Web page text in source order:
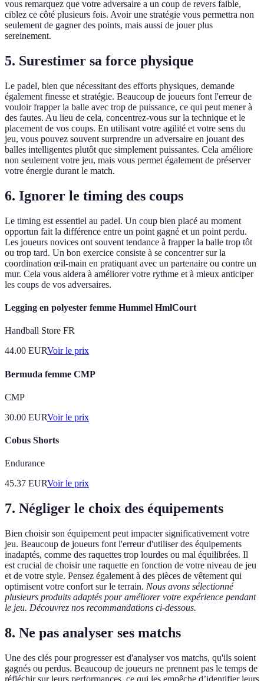
vous remarquez que votre adversaire a un coup de revers faible,
ciblez ce côté plusieurs fois. Avoir une stratégie vous permettra non
seulement de gagner des points, mais aussi de jouer plus
sereinement.
5. Surestimer sa force physique
Le padel, bien que nécessitant des efforts physiques, demande
également finesse et stratégie. Beaucoup de joueurs font l'erreur de
vouloir frapper la balle avec trop de puissance, ce qui peut mener à
des fautes. Au lieu de cela, concentrez-vous sur la technique et le
placement de vos coups. En utilisant votre agilité et votre sens du
jeu, vous pouvez souvent surprendre un adversaire en jouant des
balles intelligentes plutôt que simplement puissantes. Cela améliore
non seulement votre jeu, mais vous permet également de préserver
votre énergie durant le match.
6. Ignorer le timing des coups
Le timing est essentiel au padel. Un coup bien placé au moment
opportun fait la différence entre un point gagné et un point perdu.
Les joueurs novices ont souvent tendance à frapper la balle trop tôt
ou trop tard. Un bon exercice consiste à se concentrer sur la
coordination œil-main en pratiquant avec un partenaire ou contre un
mur. Cela vous aidera à améliorer votre rythme et à mieux anticiper
les coups de vos adversaires.
Legging en polyester femme Hummel HmlCourt
Handball Store FR
44.00 EURVoir le prix
Bermuda femme CMP
CMP
30.00 EURVoir le prix
Cobus Shorts
Endurance
45.37 EURVoir le prix
7. Négliger le choix des équipements
Bien choisir son équipement peut impacter significativement votre
jeu. Beaucoup de joueurs font l'erreur d'utiliser des équipements
inadaptés, comme des raquettes trop lourdes ou mal équilibrées. Il
est crucial de choisir une raquette en fonction de votre niveau de jeu
et de votre style. Pensez également à des pièces de vêtement qui
optimisent votre confort sur le terrain. Nous avons sélectionné
plusieurs produits adaptés pour améliorer votre expérience pendant
le jeu. Découvrez nos recommandations ci-dessous.
8. Ne pas analyser ses matchs
Une des clés pour progresser est d'analyser vos matchs, qu'ils soient
gagnés ou perdus. Beaucoup de joueurs ne prennent pas le temps de
réfléchir sur leurs performances, ce qui les empêche d’identifier leurs